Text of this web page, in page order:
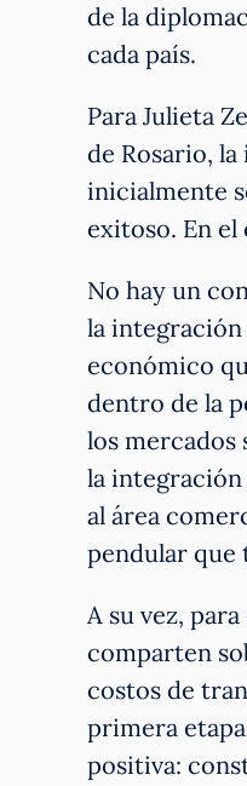
de la
cada país.
Para Julieta
de Rosario,
inicialmente
exitoso. En
No hay un
la integración
económico
dentro de la
los mercados
la integración
al área
pendular que
A su vez,
comparten
costos de
primera
positiva: